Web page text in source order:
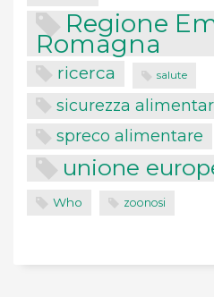
Regione
Romagna
ricerca salute
sicurezza
spreco alimentare
unione
Who zoonosi